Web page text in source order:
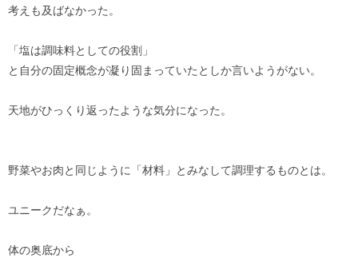
考えも及ばなかった。
「塩は調味料としての役割」
と自分の固定概念が凝り固まっていたとしか言いようがない。
天地がひっくり返ったような気分になった。
野菜やお肉と同じように「材料」とみなして調理するものとは。
ユニークだなぁ。
体の奥底から